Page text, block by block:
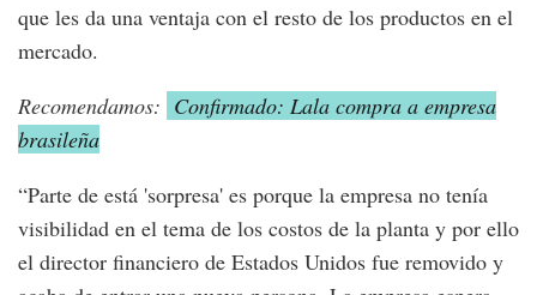
que les da una ventaja con el resto de los productos en el
mercado.
Recomendamos: Confirmado: Lala compra a empresa
brasileña
“Parte de está 'sorpresa' es porque la empresa no tenía
visibilidad en el tema de los costos de la planta y por ello
el director financiero de Estados Unidos fue removido y